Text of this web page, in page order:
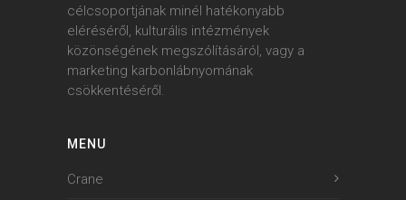
célcsoportjának minél hatékonyabb
eléréséről, kulturális intézmények
közönségének megszólításáról, vagy a
marketing karbonlábnyomának
csökkentéséről.
MENU
Crane